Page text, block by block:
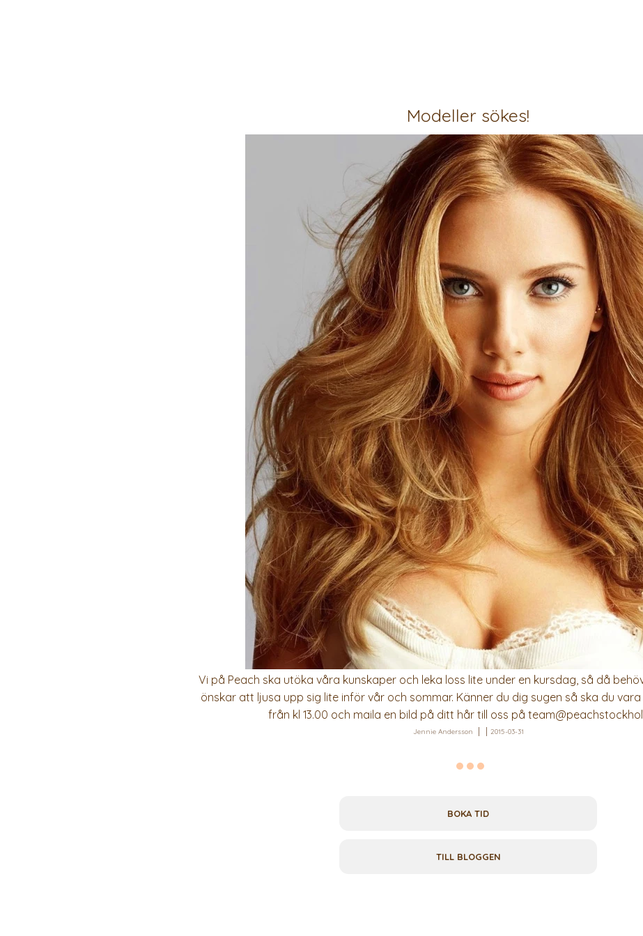
Modeller sökes!
Vi på Peach ska utöka våra kunskaper och leka loss lite under en kursdag, så då
önskar att ljusa upp sig lite inför vår och sommar. Känner du dig sugen så ska du
från kl 13.00 och maila en bild på ditt hår till oss på
Jennie Andersson 2015-03-31
BOKA TID
TILL BLOGGEN